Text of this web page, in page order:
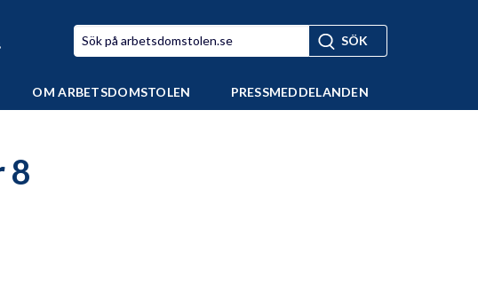
OM ARBETSDOMSTOLEN PRESSMEDDELANDEN
8